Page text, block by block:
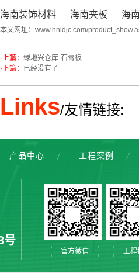
海南装饰材料 海南夹板 海
本文网址： www.hnldjc.com/
·上篇： 绿地兴仓库-石膏板
·下篇： 已经没有了
Links/友情链接:
产品中心 工程案例
号
官方微信 工程